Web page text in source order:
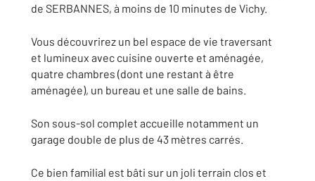
de SERBANNES, à moins de 10 minutes de Vichy.
Vous découvrirez un bel espace de vie traversant
et lumineux avec cuisine ouverte et aménagée,
quatre chambres (dont une restant à être
aménagée), un bureau et une salle de bains.
Son sous-sol complet accueille notamment un
garage double de plus de 43 mètres carrés.
Ce bien familial est bâti sur un joli terrain clos et